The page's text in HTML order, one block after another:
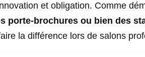
et obligation. Comme
porte-brochures ou bien des
la différence lors de salons